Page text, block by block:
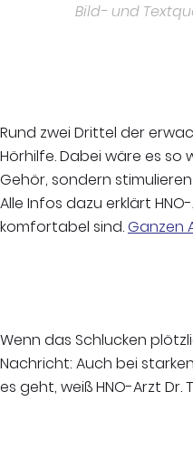
Bild- und
Rund zwei Drittel der
Hörhilfe. Dabei wäre es
Gehör, sondern
Alle Infos dazu erklärt
komfortabel sind.Ganzen
Wenn das Schlucken
Nachricht: Auch bei
es geht, weiß HNO-Arzt Dr.